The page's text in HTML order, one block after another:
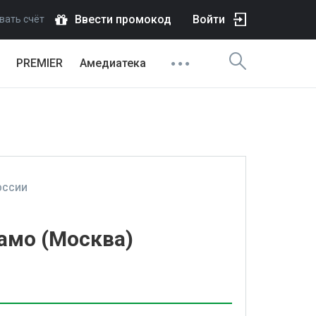
счёт Ввести промокод Войти
PREMIER Амедиатека
(Москва)